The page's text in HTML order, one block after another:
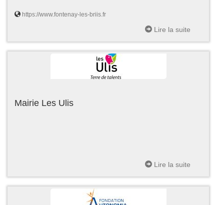
https://www.fontenay-les-briis.fr
Lire la suite
Mairie Les Ulis
Lire la suite